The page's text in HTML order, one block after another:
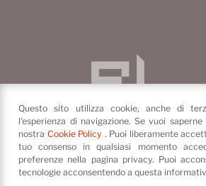
Questo sito utilizza cookie, anche di
l'esperienza di navigazione. Se vuoi
nostra Cookie Policy . Puoi liberamente
tuo consenso in qualsiasi momento
preferenze nella pagina privacy. Puoi
tecnologie acconsentendo a questa